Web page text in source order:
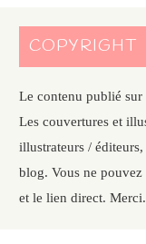
COPYRIGHT
Le contenu publié
Les couvertures et
illustrateurs /
blog. Vous ne
et le lien direct. Merci.